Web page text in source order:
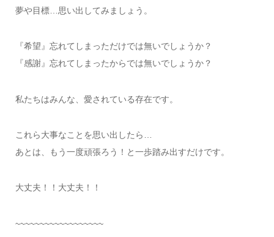
夢や目標…思い出してみましょう。
『希望』忘れてしまっただけでは無いでしょうか？
『感謝』忘れてしまったからでは無いでしょうか？
私たちはみんな、愛されている存在です。
これら大事なことを思い出したら…
あとは、もう一度頑張ろう！と一歩踏み出すだけです。
大丈夫！！大丈夫！！
~~~~~~~~~~~~~~~~~~